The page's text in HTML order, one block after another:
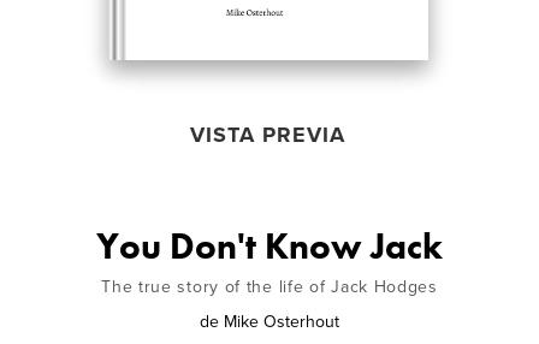
VISTA PREVIA
You Don't Know Jack
The true story of the life of Jack Hodges
de Mike Osterhout